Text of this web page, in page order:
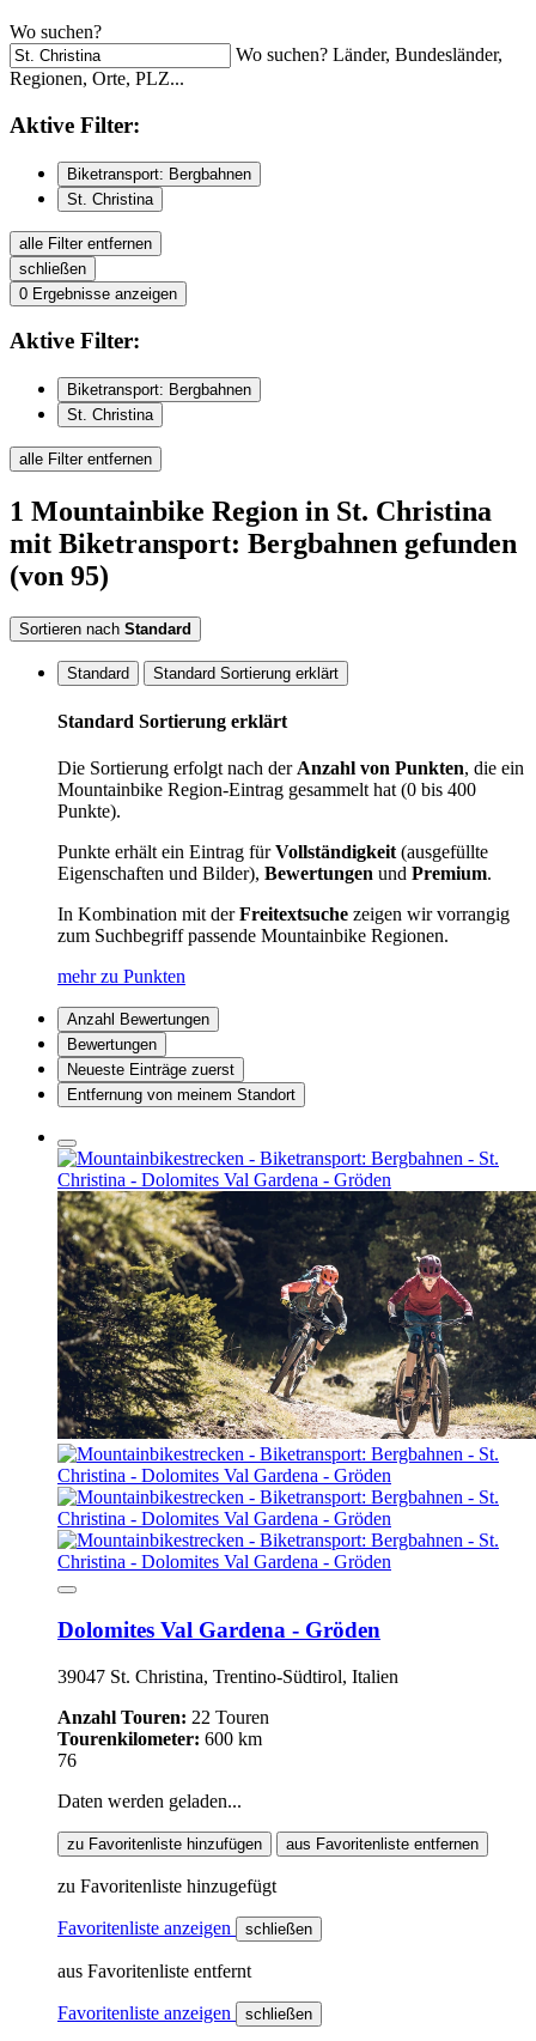
Wo suchen?
Wo suchen? Länder, Bundesländer,
Regionen, Orte, PLZ...
Aktive Filter:
Biketransport: Bergbahnen
St. Christina
alle Filter entfernen
schließen
0 Ergebnisse anzeigen
Aktive Filter:
Biketransport: Bergbahnen
St. Christina
alle Filter entfernen
1 Mountainbike Region in St. Christina
mit Biketransport: Bergbahnen gefunden
(von 95)
Sortieren nach Standard
Standard Standard Sortierung erklärt
Standard Sortierung erklärt
Die Sortierung erfolgt nach derAnzahl von Punkten, die ein
Mountainbike Region-Eintrag gesammelt hat (0 bis 400
Punkte).
Punkte erhält ein Eintrag fürVollständigkeit(ausgefüllte
Eigenschaften und Bilder), Bewertungen und Premium.
In Kombination mit derFreitextsuche zeigen wir vorrangig
zum Suchbegriff passende Mountainbike Regionen.
mehr zu Punkten
Anzahl Bewertungen
Bewertungen
Neueste Einträge zuerst
Entfernung von meinem Standort
Dolomites Val Gardena - Gröden
39047 St. Christina, Trentino-Südtirol, Italien
Anzahl Touren: 22 Touren
Tourenkilometer: 600 km
76
Daten werden geladen...
zu Favoritenliste hinzufügen aus Favoritenliste entfernen
zu Favoritenliste hinzugefügt
Favoritenliste anzeigen schließen
aus Favoritenliste entfernt
Favoritenliste anzeigen schließen